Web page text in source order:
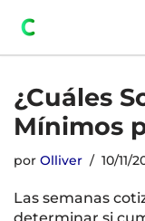
contenido
¿Cuáles
Mínimos
por Olliver 10/11/
Las semanas